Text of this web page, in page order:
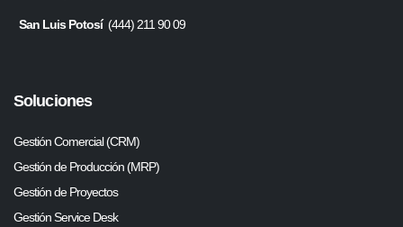
San Luis Potosí(444) 211 90 09
Soluciones
Gestión Comercial (CRM)
Gestión de Producción (MRP)
Gestión de Proyectos
Gestión Service Desk